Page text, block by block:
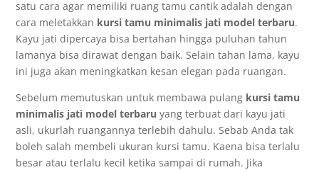
satu cara agar memiliki ruang tamu cantik adalah dengan
cara meletakkan kursi tamu minimalis jati model terbaru.
Kayu jati dipercaya bisa bertahan hingga puluhan tahun
lamanya bisa dirawat dengan baik. Selain tahan lama, kayu
ini juga akan meningkatkan kesan elegan pada ruangan.
Sebelum memutuskan untuk membawa pulang kursi tamu
minimalis jati model terbaru yang terbuat dari kayu jati
asli, ukurlah ruangannya terlebih dahulu. Sebab Anda tak
boleh salah membeli ukuran kursi tamu. Kaena bisa terlalu
besar atau terlalu kecil ketika sampai di rumah. Jika